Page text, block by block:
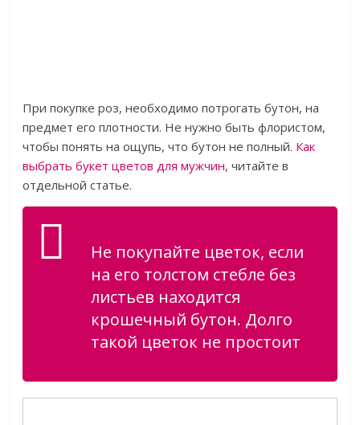
При покупке роз, необходимо потрогать бутон, на
предмет его плотности. Не нужно быть флористом,
чтобы понять на ощупь, что бутон не полный. Как
выбрать букет цветов для мужчин, читайте в
отдельной статье.
Не покупайте цветок, если
на его толстом стебле без
листьев находится
крошечный бутон. Долго
такой цветок не простоит